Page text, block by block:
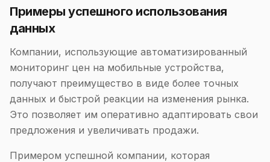
Примеры успешного использования
данных
Компании, использующие автоматизированный
мониторинг цен на мобильные устройства,
получают преимущество в виде более точных
данных и быстрой реакции на изменения рынка.
Это позволяет им оперативно адаптировать свои
предложения и увеличивать продажи.
Примером успешной компании, которая